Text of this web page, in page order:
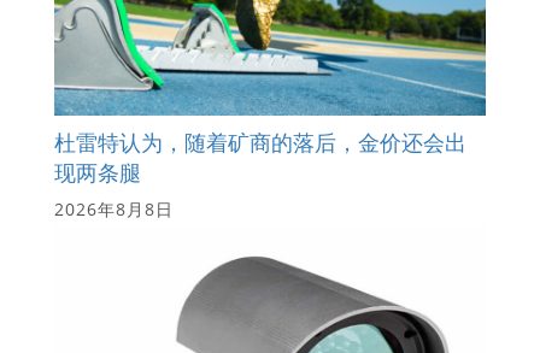
杜雷特认为，随着矿商的落后，金价还会出
现两条腿
2026年8月8日